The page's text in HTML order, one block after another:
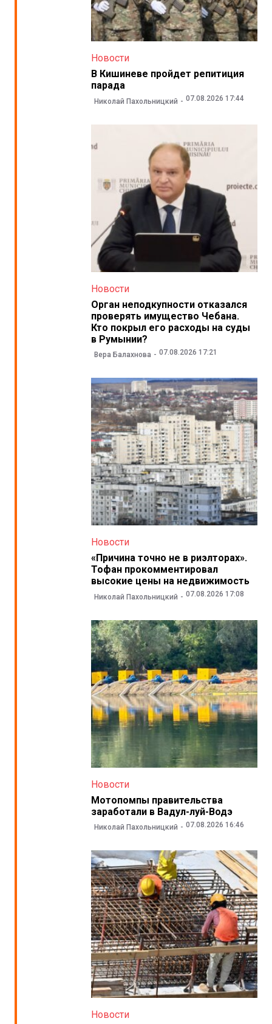
Новости
В Кишиневе пройдет репитиция
парада
Николай Пахольницкий 07.08.2026 17:44
Новости
Орган неподкупности отказался
проверять имущество Чебана.
Кто покрыл его расходы на суды
в Румынии?
Вера Балахнова 07.08.2026 17:21
Новости
«Причина точно не в риэлторах».
Тофан прокомментировал
высокие цены на недвижимость
Николай Пахольницкий 07.08.2026 17:08
Новости
Мотопомпы правительства
заработали в Вадул-луй-Водэ
Николай Пахольницкий 07.08.2026 16:46
Новости